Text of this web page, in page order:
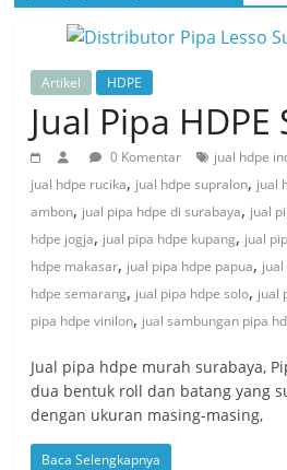
semua
kebutuhanmu
Artikel HDPE
Jual Pipa
0 Komentar jual hdpe
jual hdpe rucika, jual hdpe supralon, jual
ambon, jual pipa hdpe di surabaya, jual
hdpe jogja, jual pipa hdpe kupang, jual
hdpe makasar, jual pipa hdpe papua,
hdpe semarang, jual pipa hdpe solo, jual
pipa hdpe vinilon, jual sambungan pipa
Jual pipa hdpe murah surabaya,
dua bentuk roll dan batang yang
dengan ukuran masing-masing,
Baca Selengkapnya